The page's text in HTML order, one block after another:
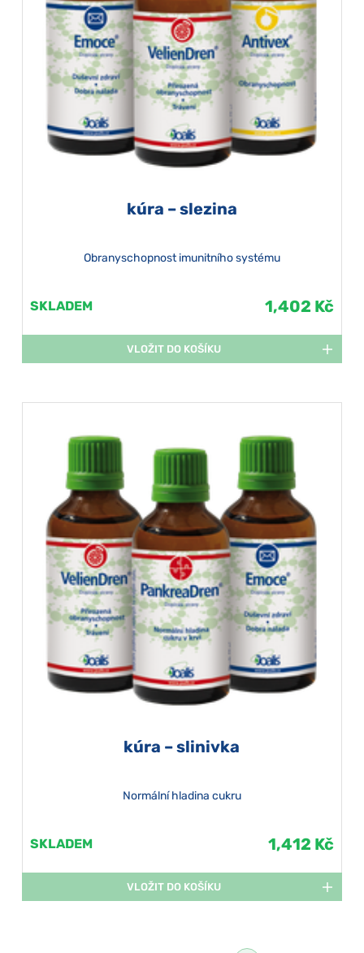
kúra – slezina
Obranyschopnost imunitního systému
SKLADEM 1,402 Kč
VLOŽIT DO KOŠÍKU
kúra – slinivka
Normální hladina cukru
SKLADEM 1,412 Kč
VLOŽIT DO KOŠÍKU